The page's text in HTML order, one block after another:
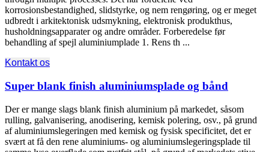
korrosionsbestandighed, slidstyrke, og nem rengøring, og er meget
udbredt i arkitektonisk udsmykning, elektronisk produkthus,
husholdningsapparater og andre områder. Forberedelse før
behandling af spejl aluminiumplade 1. Rens th ...
Kontakt os
Super blank finish aluminiumsplade og bånd
Der er mange slags blank finish aluminium på markedet, såsom
rulling, galvanisering, anodisering, kemisk polering, osv., på grund
af aluminiumslegeringen med kemisk og fysisk specificitet, det er
svært at få den rene aluminiums- og aluminiumslegeringsplade til